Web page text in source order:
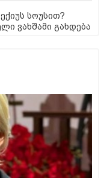
სოუსით?
ვახშამი გახდება